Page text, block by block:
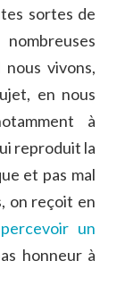
sortes de
vivons,
en nous
à
reproduit la
et pas mal
on reçoit en
un
honneur à